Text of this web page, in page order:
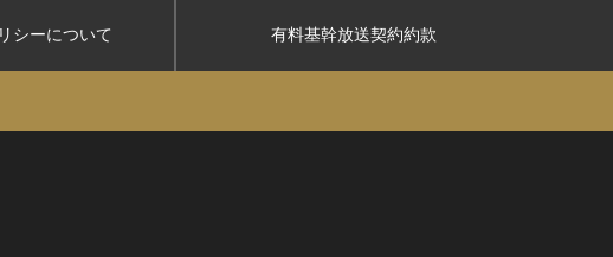
シーについて 有料基幹放送契約約款